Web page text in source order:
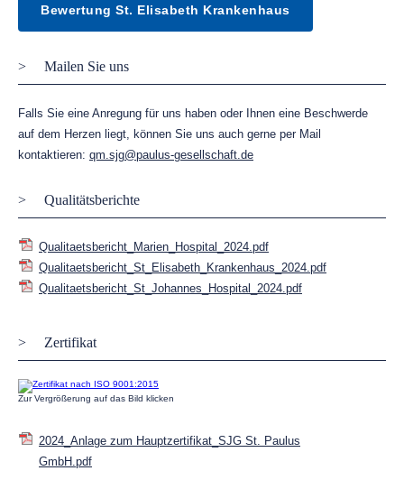
Bewertung St. Elisabeth Krankenhaus
Mailen Sie uns
Falls Sie eine Anregung für uns haben oder Ihnen eine Beschwerde
auf dem Herzen liegt, können Sie uns auch gerne per Mail
kontaktieren: qm.sjg@paulus-gesellschaft.de
Qualitätsberichte
Qualitaetsbericht_Marien_Hospital_2024.pdf
Qualitaetsbericht_St_Elisabeth_Krankenhaus_2024.pdf
Qualitaetsbericht_St_Johannes_Hospital_2024.pdf
Zertifikat
Zur Vergrößerung auf das Bild klicken
2024_Anlage zum Hauptzertifikat_SJG St. Paulus
GmbH.pdf